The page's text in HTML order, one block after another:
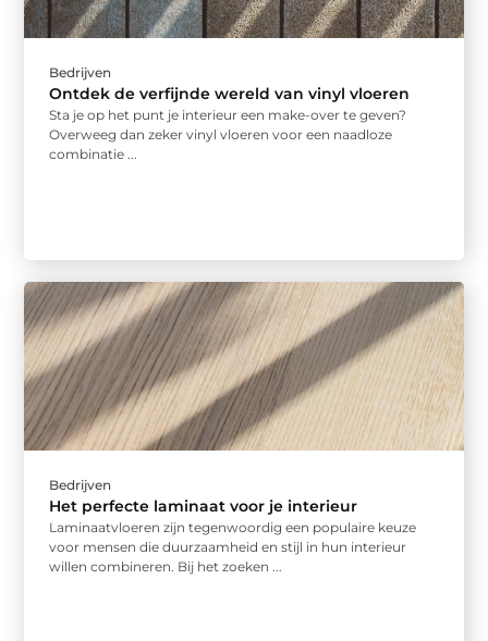
Bedrijven
Ontdek de verfijnde wereld van vinyl vloeren
Sta je op het punt je interieur een make-over te geven?
Overweeg dan zeker vinyl vloeren voor een naadloze
combinatie ...
Bedrijven
Het perfecte laminaat voor je interieur
Laminaatvloeren zijn tegenwoordig een populaire keuze
voor mensen die duurzaamheid en stijl in hun interieur
willen combineren. Bij het zoeken ...